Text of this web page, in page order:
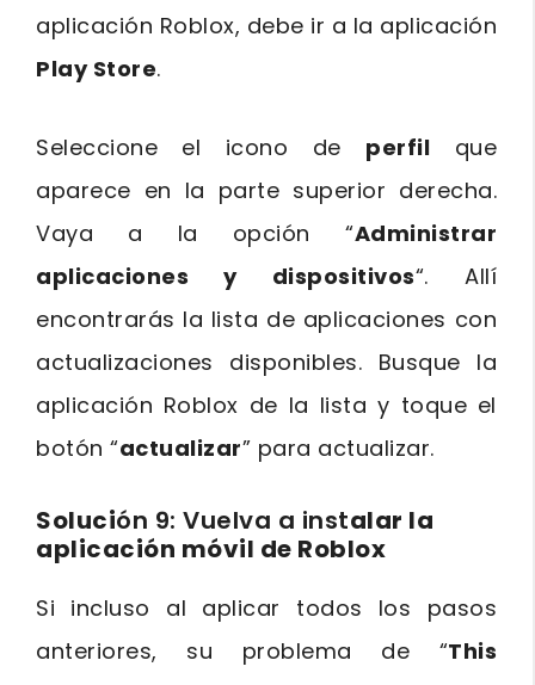
aplicación Roblox, debe ir a la aplicación
Play Store.
Seleccione el icono de perfil que
aparece en la parte superior derecha.
Vaya a la opción “Administrar
aplicaciones y dispositivos“. Allí
encontrarás la lista de aplicaciones con
actualizaciones disponibles. Busque la
aplicación Roblox de la lista y toque el
botón “actualizar” para actualizar.
Solución 9: Vuelva a instalar la
aplicación móvil de Roblox
Si incluso al aplicar todos los pasos
anteriores, su problema de “This